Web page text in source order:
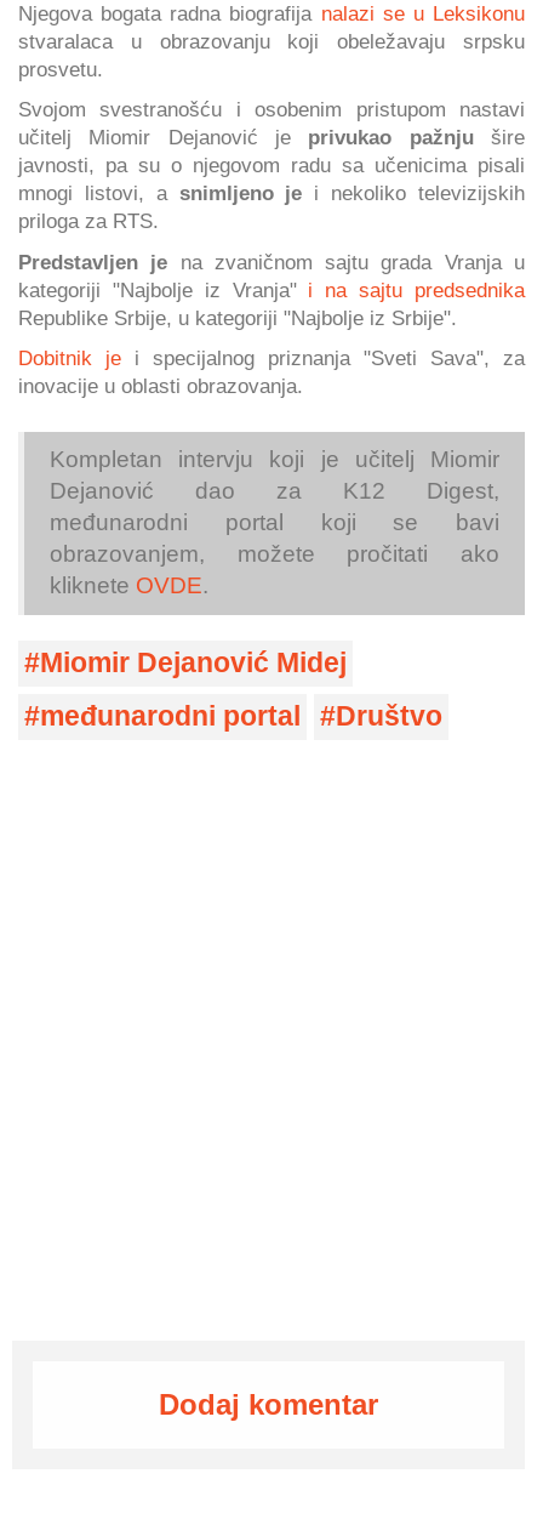
Njegova bogata radna biografija nalazi se u Leksikonu
stvaralaca u obrazovanju koji obeležavaju srpsku
prosvetu.
Svojom svestranošću i osobenim pristupom nastavi
učitelj Miomir Dejanović je privukao pažnjušire
javnosti, pa su o njegovom radu sa učenicima pisali
mnogi listovi, a snimljeno je i nekoliko televizijskih
priloga za RTS.
Predstavljen je na zvaničnom sajtu grada Vranja u
kategoriji "Najbolje iz Vranja" i na sajtu predsednika
Republike Srbije, u kategoriji "Najbolje iz Srbije".
Dobitnik je i specijalnog priznanja "Sveti Sava", za
inovacije u oblasti obrazovanja.
Kompletan intervju koji je učitelj Miomir
Dejanović dao za K12 Digest,
međunarodni portal koji se bavi
obrazovanjem, možete pročitati ako
kliknete OVDE.
Miomir Dejanović Midej
međunarodni portal
Društvo
Dodaj komentar